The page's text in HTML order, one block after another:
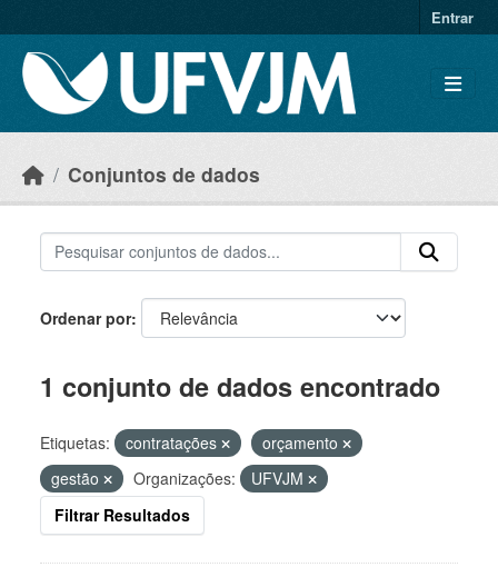
Entrar
Conjuntos de dados
Ordenar por
1 conjunto de dados encontrado
Etiquetas: contratações
orçamento
gestão
Organizações:
UFVJM
Filtrar Resultados